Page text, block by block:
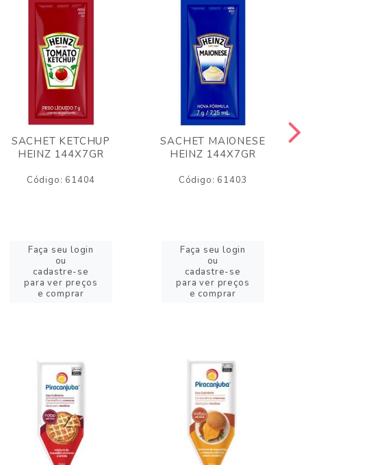
SACHET KETCHUP
HEINZ 144X7GR
Código: 61404
Faça seu login
ou
cadastre-se
para ver preços
e comprar
SACHET MAIONESE
HEINZ 144X7GR
Código: 61403
Faça seu login
ou
cadastre-se
para ver preços
e comprar